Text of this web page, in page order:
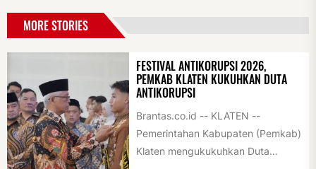
MORE STORIES
FESTIVAL ANTIKORUPSI 2026,
PEMKAB KLATEN KUKUHKAN DUTA
ANTIKORUPSI
Brantas.co.id -- KLATEN --
Pemerintahan Kabupaten (Pemkab)
Klaten mengukukuhkan Duta